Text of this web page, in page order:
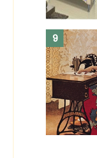
Como fazer
Reforma do
em